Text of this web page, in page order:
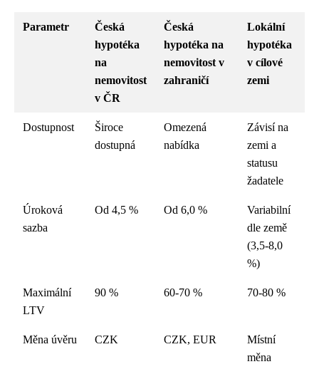
Parametr
Česká
hypotéka
na
nemovitost
v ČR
Česká
hypotéka na
nemovitost v
zahraničí
Lokální
hypotéka
v cílové
zemi
Dostupnost
Široce
dostupná
Omezená
nabídka
Závisí na
zemi a
statusu
žadatele
Úroková
sazba
Od 4,5 % Od 6,0 %
Variabilní
dle země
(3,5-8,0
%)
Maximální
LTV
90 % 60-70 % 70-80 %
Měna úvěru CZK CZK, EUR
Místní
měna